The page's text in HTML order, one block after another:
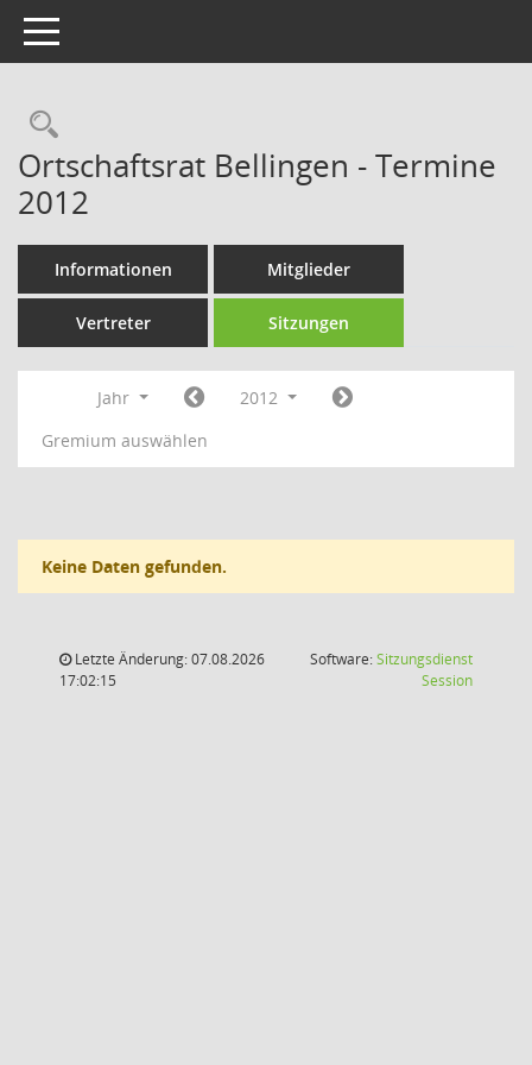
Toggle navigation
Rechercheauswahl
Ortschaftsrat Bellingen - Termine
2012
Informationen Mitglieder
Vertreter Sitzungen
Jahr
2012
Gremium auswählen
Keine Daten gefunden.
Letzte Änderung: 07.08.2026
17:02:15
Software:Sitzungsdienst
Session(Wird in